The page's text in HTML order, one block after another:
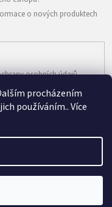
procházením
používáním.. Více
o nových produktech
osobních údajů